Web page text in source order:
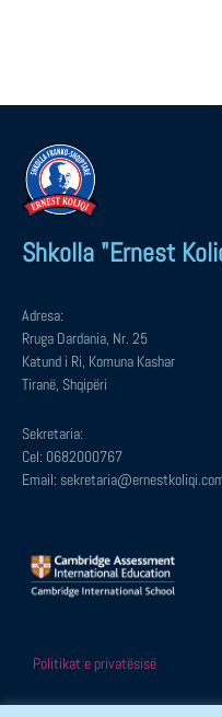
Shkolla "Ernest
Adresa:
Rruga Dardania, Nr. 25
Katund i Ri, Komuna Kashar
Tiranë, Shqipëri
Sekretaria:
Cel: 0682000767
Email:
Politikat e privatësisë